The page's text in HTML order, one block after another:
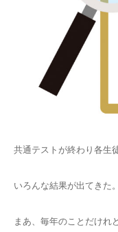
共通テストが終わり各生
いろんな結果が出てきた。
まあ、毎年のことだけれど